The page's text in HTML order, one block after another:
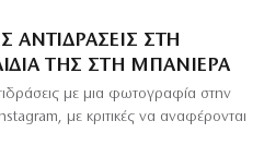
ΑΝΤΙΔΡΆΣΕΙΣ ΣΤΗ
ΤΗΣ ΣΤΗ ΜΠΑΝΙΈΡΑ
με μια φωτογραφία στην
με κριτικές να αναφέρονται